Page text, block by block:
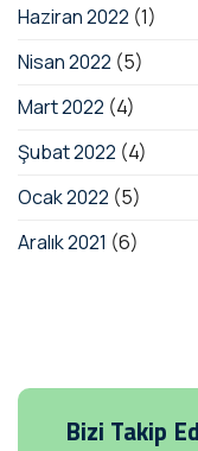
Haziran 2022 (1)
Nisan 2022 (5)
Mart 2022 (4)
Şubat 2022 (4)
Ocak 2022 (5)
Aralık 2021 (6)
Bizi Takip